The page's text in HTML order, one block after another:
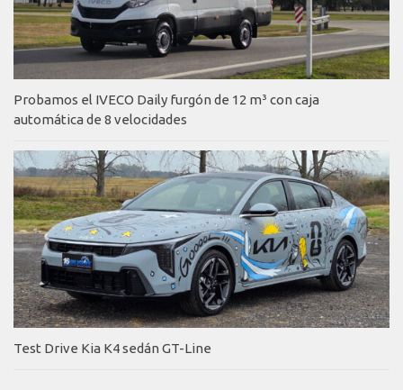
Probamos el IVECO Daily furgón de 12 m³ con caja
automática de 8 velocidades
Test Drive Kia K4 sedán GT-Line